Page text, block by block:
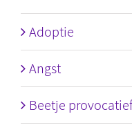
Adoptie
Angst
Beetje provocatief